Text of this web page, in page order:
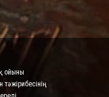
ойыны